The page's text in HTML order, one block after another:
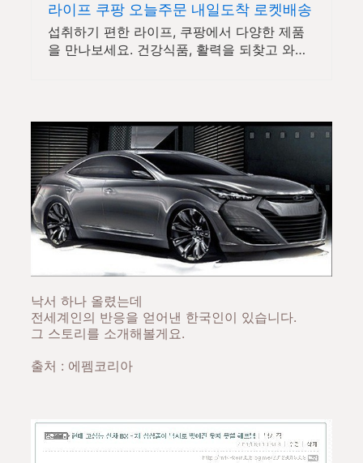
라이프 쿠팡 오늘주문 내일도착 로켓배송
섭취하기 편한 라이프, 쿠팡에서 다양한 제품
을 만나보세요. 건강식품, 활력을 되찾고 와우
낙서 하나 올렸는데
전세계인의 반응을 얻어낸 한국인이 있습니다.
그 스토리를 소개해볼게요.
출처 : 에펨코리아